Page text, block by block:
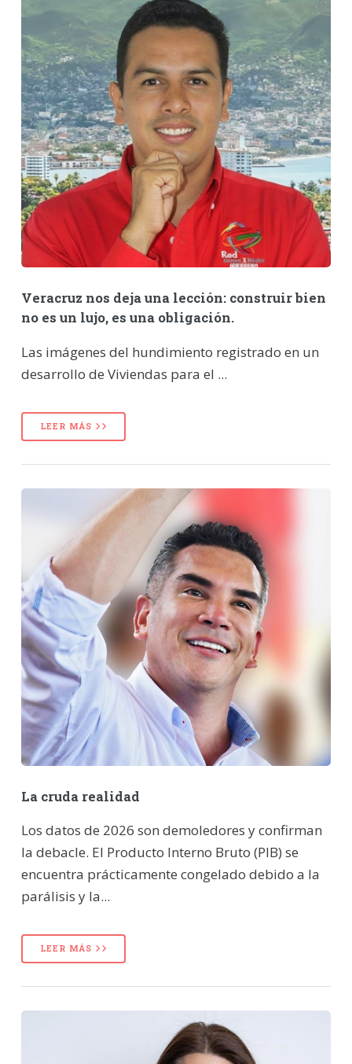
Veracruz nos deja una lección: construir bien
no es un lujo, es una obligación.
Las imágenes del hundimiento registrado en un
desarrollo de Viviendas para el ...
LEER MÁS
La cruda realidad
Los datos de 2026 son demoledores y confirman
la debacle. El Producto Interno Bruto (PIB) se
encuentra prácticamente congelado debido a la
parálisis y la...
LEER MÁS